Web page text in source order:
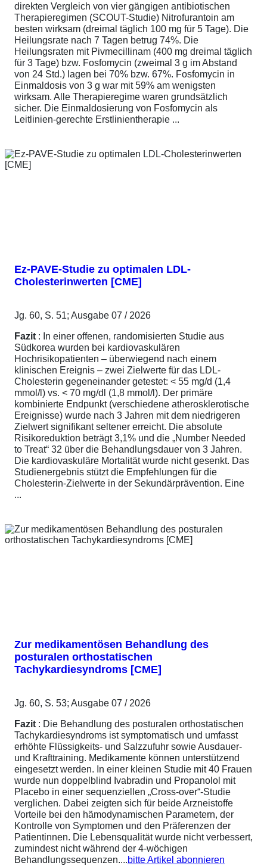
direkten Vergleich von vier gängigen antibiotischen
Therapieregimen (SCOUT-Studie) Nitrofurantoin am
besten wirksam (dreimal täglich 100 mg für 5 Tage). Die
Heilungsrate nach 7 Tagen betrug 74%. Die
Heilungsraten mit Pivmecillinam (400 mg dreimal täglich
für 3 Tage) bzw. Fosfomycin (zweimal 3 g im Abstand
von 24 Std.) lagen bei 70% bzw. 67%. Fosfomycin in
Einmaldosis von 3 g war mit 59% am wenigsten
wirksam. Alle Therapieregime waren grundsätzlich
sicher. Die Einmaldosierung von Fosfomycin als
Leitlinien-gerechte Erstlinientherapie ...
Ez-PAVE-Studie zu optimalen LDL-
Cholesterinwerten [CME]
Jg. 60, S. 51; Ausgabe 07 / 2026
Fazit : In einer offenen, randomisierten Studie aus
Südkorea wurden bei kardiovaskulären
Hochrisikopatienten – überwiegend nach einem
klinischen Ereignis – zwei Zielwerte für das LDL-
Cholesterin gegeneinander getestet: < 55 mg/d (1,4
mmol/l) vs. < 70 mg/dl (1,8 mmol/l). Der primäre
kombinierte Endpunkt (verschiedene atherosklerotische
Ereignisse) wurde nach 3 Jahren mit dem niedrigeren
Zielwert signifikant seltener erreicht. Die absolute
Risikoreduktion beträgt 3,1% und die „Number Needed
to Treat“ 32 über die Behandlungsdauer von 3 Jahren.
Die kardiovaskuläre Mortalität wurde nicht gesenkt. Das
Studienergebnis stützt die Empfehlungen für die
Cholesterin-Zielwerte in der Sekundärprävention. Eine
...
Zur medikamentösen Behandlung des
posturalen orthostatischen
Tachykardiesyndroms [CME]
Jg. 60, S. 53; Ausgabe 07 / 2026
Fazit : Die Behandlung des posturalen orthostatischen
Tachykardiesyndroms ist symptomatisch und umfasst
erhöhte Flüssigkeits- und Salzzufuhr sowie Ausdauer-
und Krafttraining. Medikamente können unterstützend
eingesetzt werden. In einer kleinen Studie mit 40 Frauen
wurde nun doppelblind Ivabradin und Propanolol mit
Placebo in einer sequenziellen „Cross-over“-Studie
verglichen. Dabei zeigten sich für beide Arzneistoffe
Vorteile bei den hämodynamischen Parametern, der
Kontrolle von Symptomen und den Präferenzen der
Patientinnen. Die Lebensqualität wurde nicht verbessert,
zumindest nicht während der 4-wöchigen
Behandlungssequenzen....bitte Artikel abonnieren